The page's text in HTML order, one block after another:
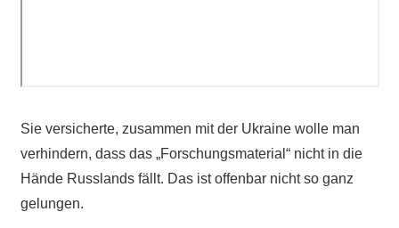
Sie versicherte, zusammen mit der Ukraine wolle man
verhindern, dass das „Forschungsmaterial“ nicht in die
Hände Russlands fällt. Das ist offenbar nicht so ganz
gelungen.